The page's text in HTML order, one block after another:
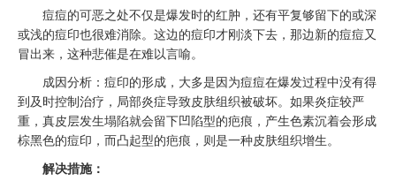
痘痘的可恶之处不仅是爆发时的红肿，还有平复够留下的或深
或浅的痘印也很难消除。这边的痘印才刚淡下去，那边新的痘痘又
冒出来，这种悲催是在难以言喻。
成因分析：痘印的形成，大多是因为痘痘在爆发过程中没有得
到及时控制治疗，局部炎症导致皮肤组织被破坏。如果炎症较严
重，真皮层发生塌陷就会留下凹陷型的疤痕，产生色素沉着会形成
棕黑色的痘印，而凸起型的疤痕，则是一种皮肤组织增生。
解决措施：